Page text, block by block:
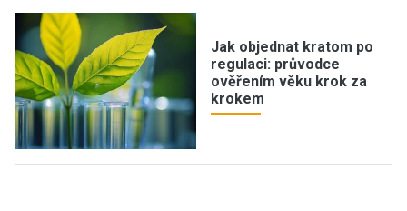
Jak objednat kratom po
regulaci: průvodce
ověřením věku krok za
krokem